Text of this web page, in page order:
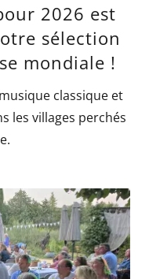
2026 est
sélection
mondiale !
classique et
les villages perchés